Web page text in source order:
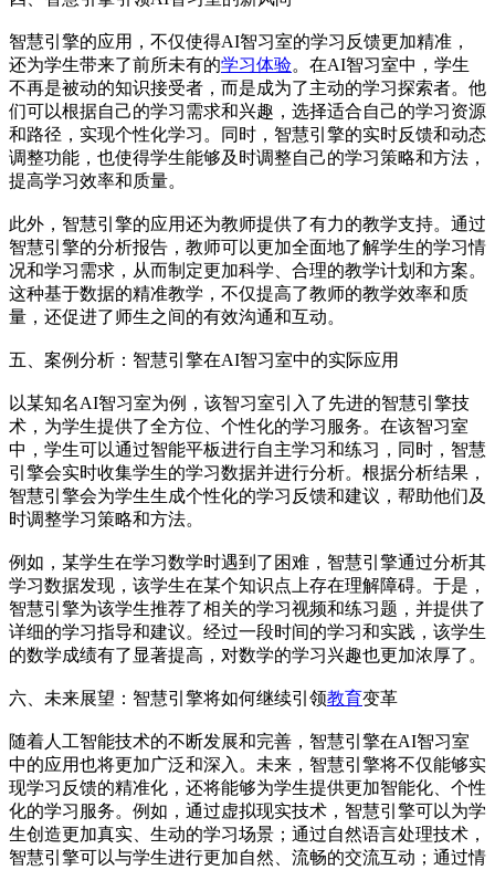
智慧引擎的应用，不仅使得AI智习室的学习反馈更加精准，
还为学生带来了前所未有的学习体验。在AI智习室中，学生
不再是被动的知识接受者，而是成为了主动的学习探索者。他
们可以根据自己的学习需求和兴趣，选择适合自己的学习资源
和路径，实现个性化学习。同时，智慧引擎的实时反馈和动态
调整功能，也使得学生能够及时调整自己的学习策略和方法，
提高学习效率和质量。
此外，智慧引擎的应用还为教师提供了有力的教学支持。通过
智慧引擎的分析报告，教师可以更加全面地了解学生的学习情
况和学习需求，从而制定更加科学、合理的教学计划和方案。
这种基于数据的精准教学，不仅提高了教师的教学效率和质
量，还促进了师生之间的有效沟通和互动。
五、案例分析：智慧引擎在AI智习室中的实际应用
以某知名AI智习室为例，该智习室引入了先进的智慧引擎技
术，为学生提供了全方位、个性化的学习服务。在该智习室
中，学生可以通过智能平板进行自主学习和练习，同时，智慧
引擎会实时收集学生的学习数据并进行分析。根据分析结果，
智慧引擎会为学生生成个性化的学习反馈和建议，帮助他们及
时调整学习策略和方法。
例如，某学生在学习数学时遇到了困难，智慧引擎通过分析其
学习数据发现，该学生在某个知识点上存在理解障碍。于是，
智慧引擎为该学生推荐了相关的学习视频和练习题，并提供了
详细的学习指导和建议。经过一段时间的学习和实践，该学生
的数学成绩有了显著提高，对数学的学习兴趣也更加浓厚了。
六、未来展望：智慧引擎将如何继续引领教育变革
随着人工智能技术的不断发展和完善，智慧引擎在AI智习室
中的应用也将更加广泛和深入。未来，智慧引擎将不仅能够实
现学习反馈的精准化，还将能够为学生提供更加智能化、个性
化的学习服务。例如，通过虚拟现实技术，智慧引擎可以为学
生创造更加真实、生动的学习场景；通过自然语言处理技术，
智慧引擎可以与学生进行更加自然、流畅的交流互动；通过情